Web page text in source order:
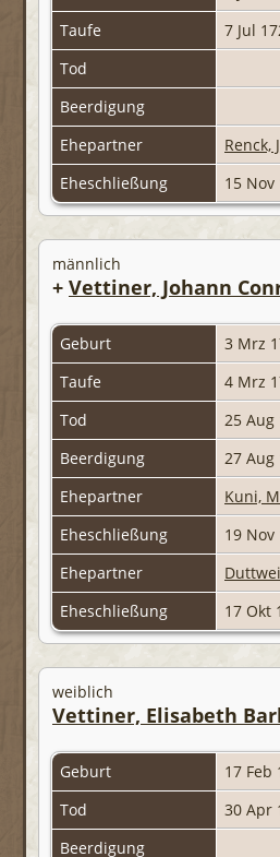
Taufe
7 Jul
Tod
Beerdigung
Ehepartner
Renck,
Eheschließung
15 Nov
männlich
+ Vettiner, Johann
Geburt 3 Mrz
Taufe
4 Mrz
Tod
25 Aug
Beerdigung
27 Aug
Ehepartner
Kuni,
Eheschließung
19 Nov
Ehepartner
Eheschließung
17 Okt
weiblich
Vettiner, Elisabeth
Geburt 17 Feb
Tod
30 Apr
Beerdigung